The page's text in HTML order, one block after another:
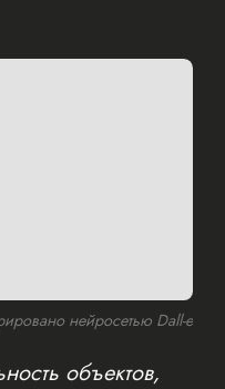
нейросетью Dall-e
объектов,